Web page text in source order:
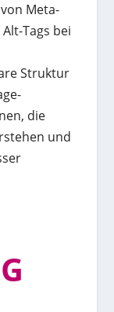
Meta-
Tags bei
Struktur
die
und